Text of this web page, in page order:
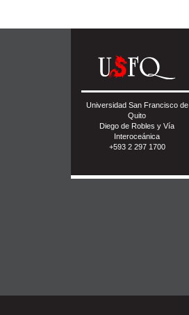
Universidad San Francisco de
Quito
Diego de Robles y Vía
Interoceánica
+593 2 297 1700